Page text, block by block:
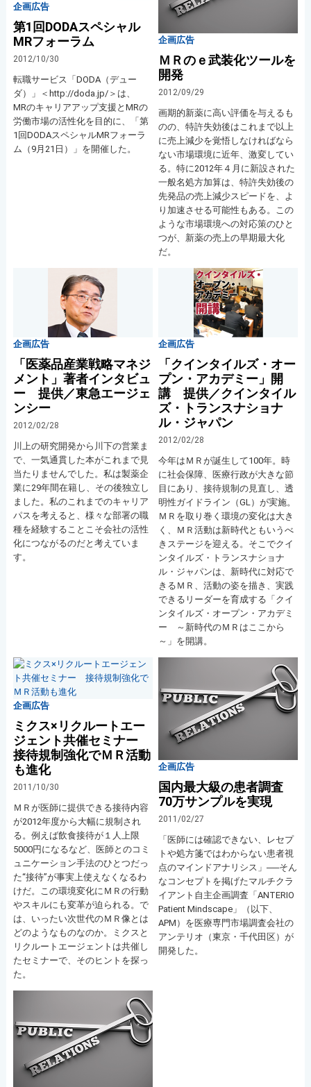
企画広告
第1回DODAスペシャル
MRフォーラム
2012/10/30
転職サービス「DODA（デュー
ダ）」＜http://doda.jp/＞は、
MRのキャリアアップ支援とMRの
労働市場の活性化を目的に、「第
1回DODAスペシャルMRフォーラ
ム（9月21日）」を開催した。
企画広告
ＭＲのｅ武装化ツールを
開発
2012/09/29
画期的新薬に高い評価を与えるも
のの、特許失効後はこれまで以上
に売上減少を覚悟しなければなら
ない市場環境に近年、激変してい
る。特に2012年４月に新設された
一般名処方加算は、特許失効後の
先発品の売上減少スピードを、よ
り加速させる可能性もある。この
ような市場環境への対応策のひと
つが、新薬の売上の早期最大化
だ。
企画広告
「医薬品産業戦略マネジ
メント」著者インタビュ
ー 提供／東急エージェ
ンシー
2012/02/28
川上の研究開発から川下の営業ま
で、一気通貫した本がこれまで見
当たりませんでした。私は製薬企
業に29年間在籍し、その後独立し
ました。私のこれまでのキャリア
パスを考えると、様々な部署の職
種を経験することこそ会社の活性
化につながるのだと考えていま
す。
企画広告
「クインタイルズ・オー
プン・アカデミー」開
講 提供／クインタイル
ズ・トランスナショナ
ル・ジャパン
2012/02/28
今年はＭＲが誕生して100年。時
に社会保障、医療行政が大きな節
目にあり、接待規制の見直し、透
明性ガイドライン（GL）が実施。
ＭＲを取り巻く環境の変化は大き
く、ＭＲ活動は新時代ともいうべ
きステージを迎える。そこでクイ
ンタイルズ・トランスナショナ
ル・ジャパンは、新時代に対応で
きるＭＲ、活動の姿を描き、実践
できるリーダーを育成する「クイ
ンタイルズ・オープン・アカデミ
ー ～新時代のＭＲはここから
～」を開講。
企画広告
ミクス×リクルートエー
ジェント共催セミナー
接待規制強化でＭＲ活動
も進化
2011/10/30
ＭＲが医師に提供できる接待内容
が2012年度から大幅に規制され
る。例えば飲食接待が１人上限
5000円になるなど、医師とのコミ
ュニケーション手法のひとつだっ
た“接待”が事実上使えなくなるわ
けだ。この環境変化にＭＲの行動
やスキルにも変革が迫られる。で
は、いったい次世代のＭＲ像とは
どのようなものなのか。ミクスと
リクルートエージェントは共催し
たセミナーで、そのヒントを探っ
た。
企画広告
国内最大級の患者調査
70万サンプルを実現
2011/02/27
「医師には確認できない、レセプ
トや処方箋ではわからない患者視
点のマインドアナリシス」──そん
なコンセプトを掲げたマルチクラ
イアント自主企画調査「ANTERIO
Patient Mindscape」（以下、
APM）を医療専門市場調査会社の
アンテリオ（東京・千代田区）が
開発した。